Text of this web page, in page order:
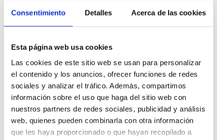
Consentimiento Detalles Acerca de las cookies
Esta página web usa cookies
Las cookies de este sitio web se usan para personalizar
el contenido y los anuncios, ofrecer funciones de redes
sociales y analizar el tráfico. Además, compartimos
información sobre el uso que haga del sitio web con
nuestros partners de redes sociales, publicidad y análisis
web, quienes pueden combinarla con otra información
que les haya proporcionado o que hayan recopilado a
Se fomentará activamente:
del sector, más allá del contacto digital.
➡️Elencuentro entre empresas, colaboradores,
consultores y perfiles técnicos y directivos
generando sinergias reales.
➡️La colaboración entre distintos eslabones de